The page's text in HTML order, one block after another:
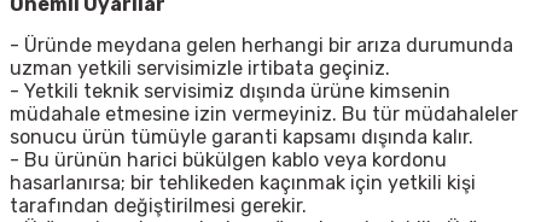
- Üründe meydana gelen herhangi bir arıza durumunda
uzman yetkili servisimizle irtibata geçiniz.
- Yetkili teknik servisimiz dışında ürüne kimsenin
müdahale etmesine izin vermeyiniz. Bu tür müdahaleler
sonucu ürün tümüyle garanti kapsamı dışında kalır.
- Bu ürünün harici bükülgen kablo veya kordonu
hasarlanırsa; bir tehlikeden kaçınmak için yetkili kişi
tarafından değiştirilmesi gerekir.